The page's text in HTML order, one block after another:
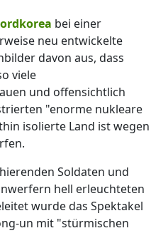
bei einer
neu entwickelte
davon aus, dass
viele
und offensichtlich
"enorme nukleare
isolierte Land ist wegen
Soldaten und
hell erleuchteten
wurde das Spektakel
un mit "stürmischen